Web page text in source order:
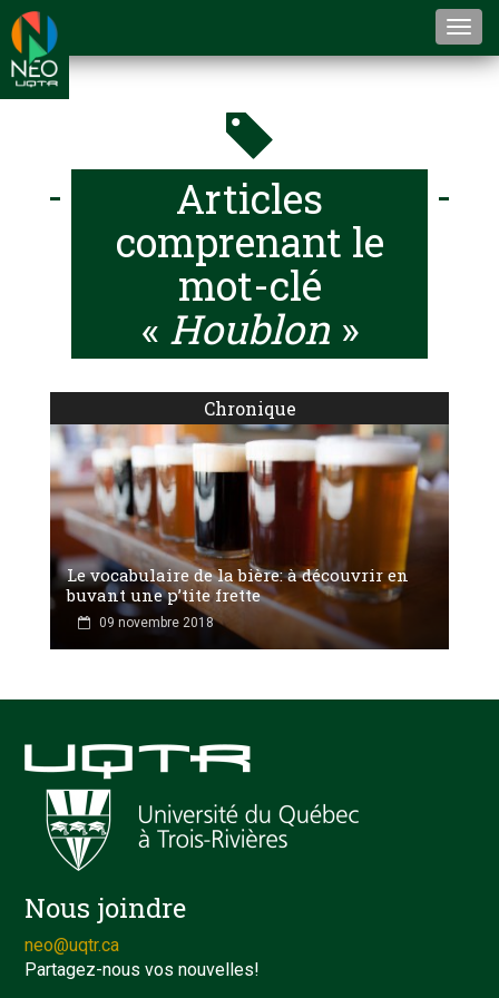
Articles
comprenant le
mot-clé
« Houblon »
Chronique
Le vocabulaire de la bière: à découvrir en
buvant une p’tite frette
09 novembre 2018
Nous joindre
neo@uqtr.ca
Partagez-nous vos nouvelles!